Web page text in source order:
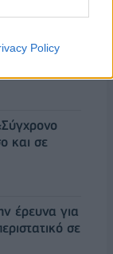
Policy
από 11
και σε
έρευνα για
σε